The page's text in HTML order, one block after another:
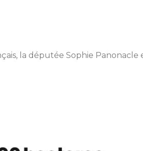
la députée Sophie